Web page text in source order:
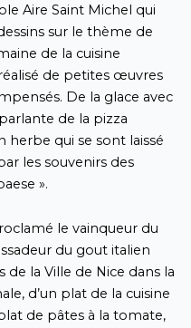
Aire Saint Michel qui
sur le thème de
de la cuisine
de petites œuvres
De la glace avec
de la pizza
herbe qui se sont laissé
les souvenirs des
».
le vainqueur du
du gout italien
de la Ville de Nice dans la
d’un plat de la cuisine
de pâtes à la tomate,